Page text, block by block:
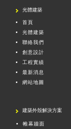
光體建築
首頁
光體建築
聯絡我們
創意設計
工程實績
最新消息
網站地圖
建築外殼解決方案
帷幕牆面